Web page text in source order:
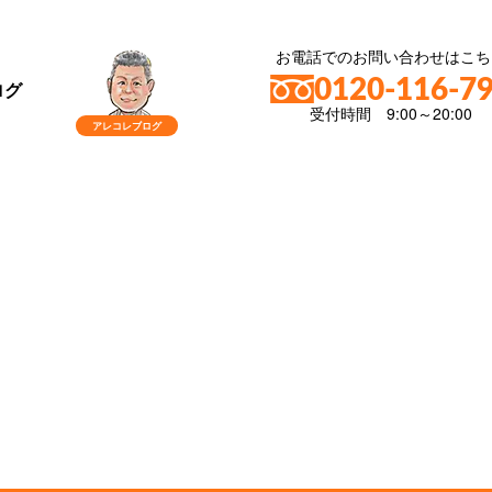
お電話でのお問い合わせはこ
0120-116-
受付時間 9:00～20:00